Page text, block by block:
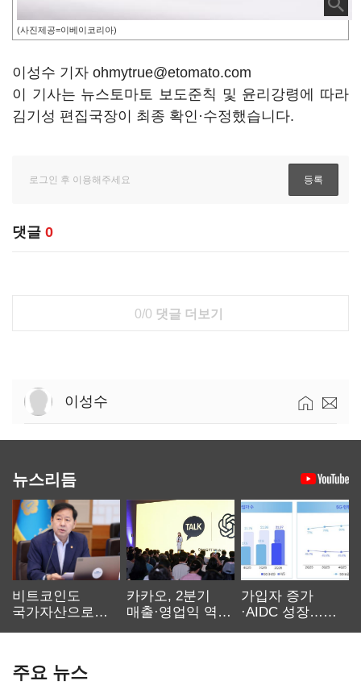
(사진제공=이베이코리아)
이성수 기자 ohmytrue@etomato.com
이 기사는 뉴스토마토 보도준칙 및 윤리강령에 따라
김기성 편집국장이 최종 확인·수정했습니다.
댓글 0
0/0 댓글 더보기
이성수
뉴스리듬
비트코인도
국가자산으로…'
카카오, 2분기
매출·영업익 역대
가입자 증가
·AIDC 성장…
주요 뉴스